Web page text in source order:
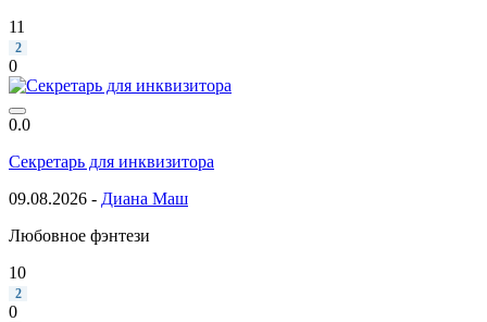
11
2
0
0.0
Секретарь для инквизитора
09.08.2026 - Диана Маш
Любовное фэнтези
10
2
0